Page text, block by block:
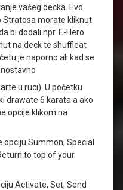
vašeg decka. Evo
Stratosa morate kliknut
bi dodali npr. E-Hero
na deck te shuffleat
je naporno ali kad se
u ruci). U početku
drawate 6 karata a ako
opcije klikom na
Summon, Special
to top of your
Activate, Set, Send